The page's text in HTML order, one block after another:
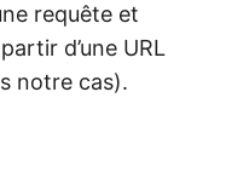
requête et
d’une URL
notre cas).